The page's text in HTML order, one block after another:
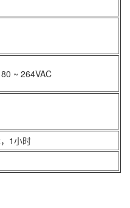
~ 264VAC
1小时